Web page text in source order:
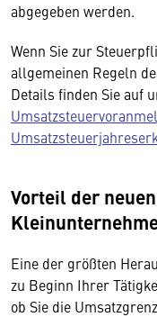
abgegeben werden.
Wenn Sie zur
allgemeinen Regeln
Details finden Sie auf
Vorteil der
Eine der größten
zu Beginn Ihrer
ob Sie die